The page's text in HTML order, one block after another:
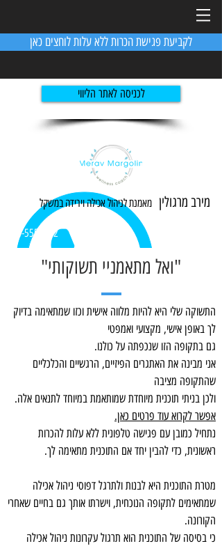
לקביעת פגישת הכרות ללא עלות לוחצים כאן
לכניסה לאתר הליווי
מירב מרגולין מאמנת לניהול אכילה וירידהבמשקל
054-5551982
"ואל מתאמניי תשוקותי"
התשוקה שלי היא להיות מלווה אישית וכזו שמתאימה בדיוק
לך באופן אישי, מקצועי ואמפטי
גם בתקופה הזו שנכפתה על כולנו.
אני מבינה את האתגרים הפיזיים, הרגשיים והכלכליים
שהתקופה מציבה
ולכן בניתי תוכנית מיוחדת שמותאמת במיוחד לתנאים אלה.
אפשר לקרוא עוד פרטים כאן.
נתחיל כמובן עם פגישה טלפונית ללא עלות להכרות
ראשונית, כדי להבין יחד אם התוכנית מתאימה לך.
מטרת התוכנית היא לבנות ולתרגל דפוסי ניהול אכילה
שמתאימים לתקופה הנוכחית, וישרתו אותך גם בחיים שאחרי
הקורונה.
כי בסיסה של התוכנית הוא תרגול עקרונות ניהול אכילה